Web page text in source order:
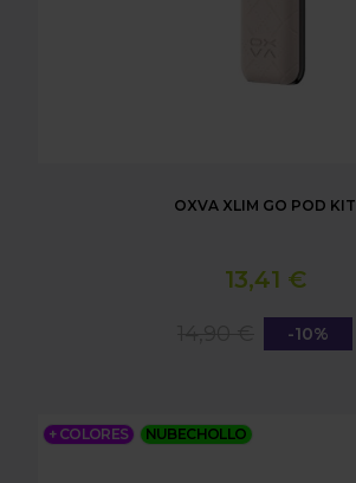
OXVA XLIM GO POD KIT
13,41 €
-10%
+ COLORES NUBECHOLLO
OXVA XLIM PRO POD KIT